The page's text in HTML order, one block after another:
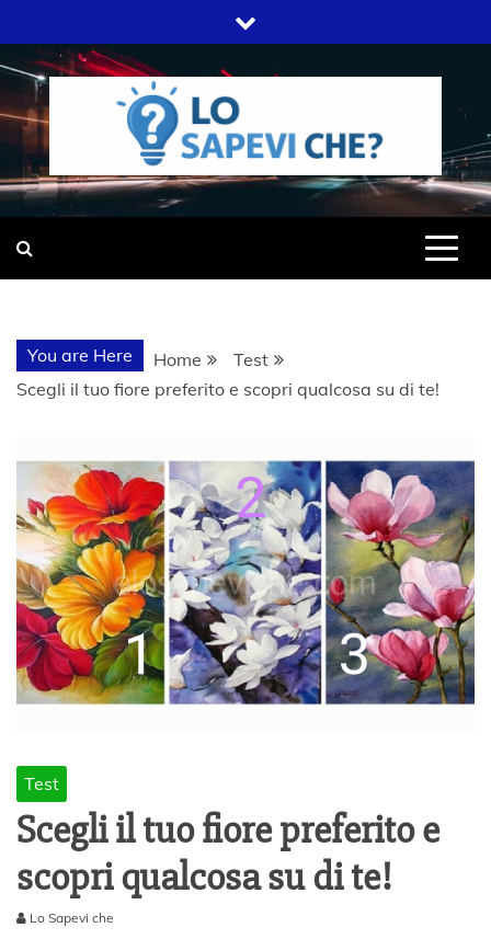
to
content
LO SAPEVI
CHE?
SITO WEB DEL GRUPPO LIFELIVE
You are Here Home
Test
Scegli il tuo fiore preferito e scopri qualcosa su di te!
Test
Scegli il tuo fiore preferito e
scopri qualcosa su di te!
Lo Sapevi che